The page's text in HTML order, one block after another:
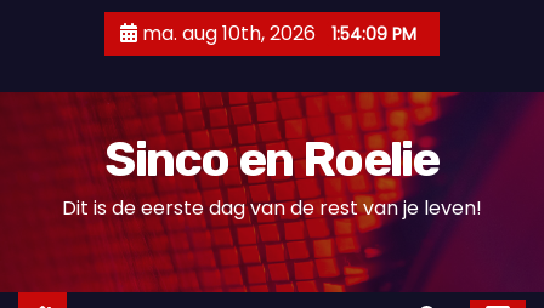
n
ma. aug 10th, 2026 1:54:09 PM
Sinco en Roelie
Dit is de eerste dag van de rest van je leven!